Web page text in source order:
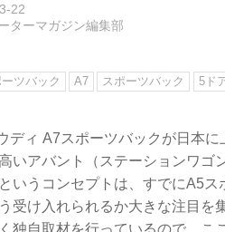
22
ターマガジン編集部
ツバック A7 スポーツバック 5ド
ディ A7スポーツバックが日本
いアバント（ステーションワ
いうコンセプトは、すでにA5
受け入れられるか大きな注目
独自取材を行っているので、